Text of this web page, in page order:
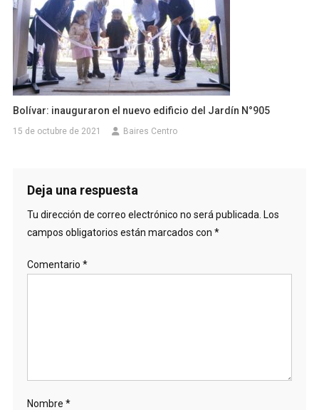
Bolívar: inauguraron el nuevo edificio del Jardín N°905
15 de octubre de 2021 Baires Centro
Deja una respuesta
Tu dirección de correo electrónico no será publicada. Los
campos obligatorios están marcados con *
Comentario *
Nombre *